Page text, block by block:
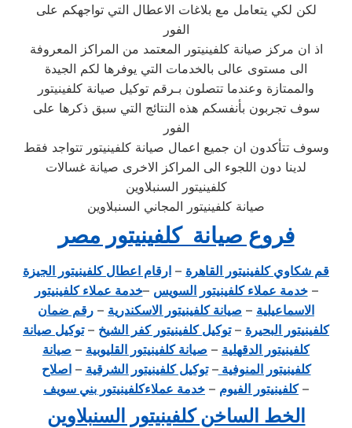
لكن لكي يتعامل مع بلاغات الاعطال التي تواجهكم على
الفور
اذ ان مركز صيانة كلفينيتور المعتمد من المراكز المعروفة
الى مستوى عالى بالخدمات التي يوفرها لكم الجيدة
والممتازة وعندما تتصلون بـرقم توكيل صيانة كلفينيتور
سوف تجربون بأنفسكم هذه النتائج التي سبق ذكرها على
الفور
وسوف تتأكدون ان جميع اعمال صيانة كلفينيتور تتواجد فقط
لدينا دون اللجوء الى المراكز الاخرى صيانة غسالات
كلفينيتور السنبلاوين
صيانة كلفينيتور المجاني السنبلاوين
فروع صيانة كلفينيتور مصر
قم شكاوي كلفينيتور القاهرة – ارقام اعطال كلفينيتور الجيزة
–خدمة عملاء كلفينيتور السويس –خدمة عملاء كلفينيتور
الاسماعيلية – صيانة كلفينيتور الاسكندرية – رقم ضمان
كلفينيتور البحيرة –توكيل كلفينيتور كفر الشيخ –توكيل صيانة
كلفينيتور الدقهلية – صيانة كلفينيتور القليوبية – صيانة
كلفينيتور المنوفية–توكيل كلفينيتور الشرقية –اصلاح
كلفينيتور الفيوم – خدمة عملاءكلفينيتور بني سويف –
الخط الساخن كلفينيتور السنبلاوين